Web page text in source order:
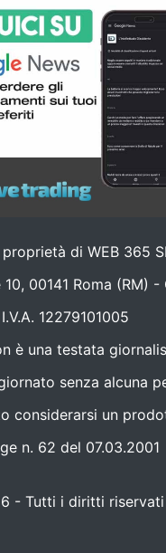
di WEB 365
00141 Roma (RM) -
12279101005
è una testata
senza alcuna
considerarsi un
n. 62 del 07.03.2001
- Tutti i diritti